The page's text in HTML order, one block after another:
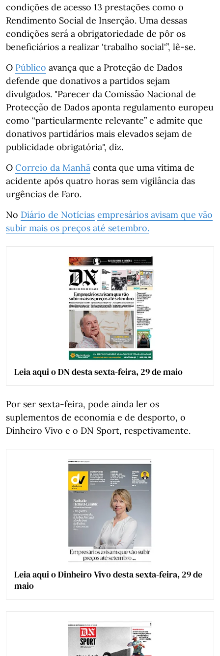
condições de acesso 13 prestações como o
Rendimento Social de Inserção. Uma dessas
condições será a obrigatoriedade de pôr os
beneficiários a realizar 'trabalho social'”, lê-se.
O Público avança que a Proteção de Dados
defende que donativos a partidos sejam
divulgados. "Parecer da Comissão Nacional de
Protecção de Dados aponta regulamento europeu
como “particularmente relevante” e admite que
donativos partidários mais elevados sejam de
publicidade obrigatória", diz.
O Correio da Manhã conta que uma vítima de
acidente após quatro horas sem vigilância das
urgências de Faro.
No Diário de Notícias empresários avisam que vão
subir mais os preços até setembro.
Leia aqui o DN desta sexta-feira, 29 de maio
Por ser sexta-feira, pode ainda ler os
suplementos de economia e de desporto, o
Dinheiro Vivo e o DN Sport, respetivamente.
Leia aqui o Dinheiro Vivo desta sexta-feira, 29 de
maio